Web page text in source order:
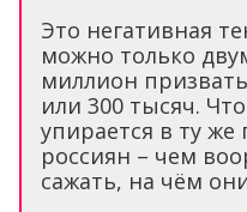
Это негативная
можно только
миллион
или 300 тысяч.
упирается в ту же
россиян – чем
сажать, на чём